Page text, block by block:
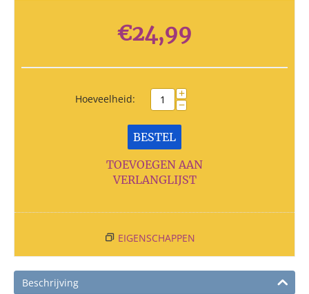
€24,99
Hoeveelheid: +
−
BESTEL
TOEVOEGEN AAN
VERLANGLIJST
EIGENSCHAPPEN
Beschrijving